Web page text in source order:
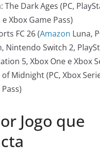
The Dark Ages (PC,
Xbox Game Pass)
FC 26 (Amazon Luna,
Nintendo Switch 2,
5, Xbox One e Xbox
Midnight (PC, Xbox
Jogo que